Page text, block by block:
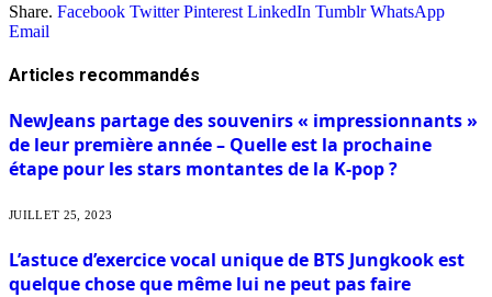
Share. Facebook Twitter Pinterest LinkedIn Tumblr WhatsApp
Email
Articles recommandés
NewJeans partage des souvenirs « impressionnants »
de leur première année – Quelle est la prochaine
étape pour les stars montantes de la K-pop ?
JUILLET 25, 2023
L’astuce d’exercice vocal unique de BTS Jungkook est
quelque chose que même lui ne peut pas faire